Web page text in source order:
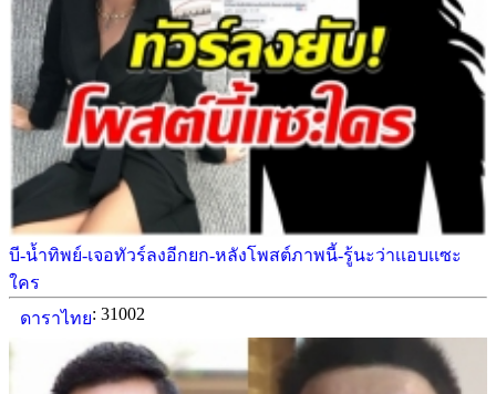
บี-น้ำทิพย์-เจอทัวร์ลงอีกยก-หลังโพสต์ภาพนี้-รู้นะว่าเเอบเเซะ
ใคร
ดาราไทย: 31002